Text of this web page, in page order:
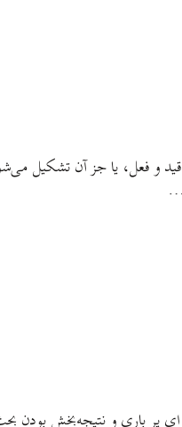
و فعل، یا جز آن تشکیل
باری و نتیجه‌بخش بودن